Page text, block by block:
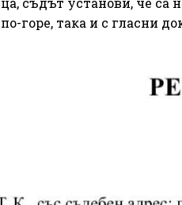
горе, така и с гласни